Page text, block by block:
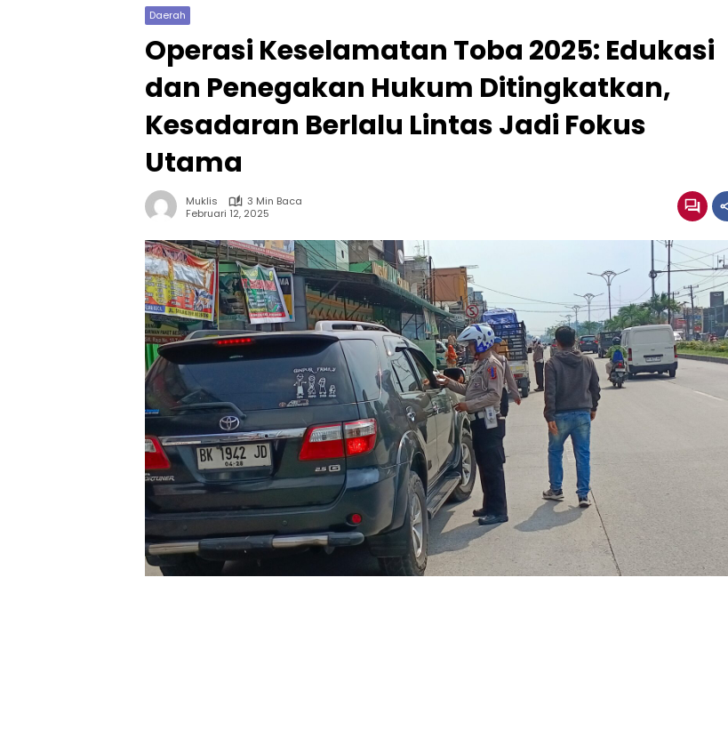
Daerah
Operasi Keselamatan Toba 2025: Edukasi
dan Penegakan Hukum Ditingkatkan,
Kesadaran Berlalu Lintas Jadi Fokus
Utama
Muklis
3 Min Baca
Februari 12, 2025